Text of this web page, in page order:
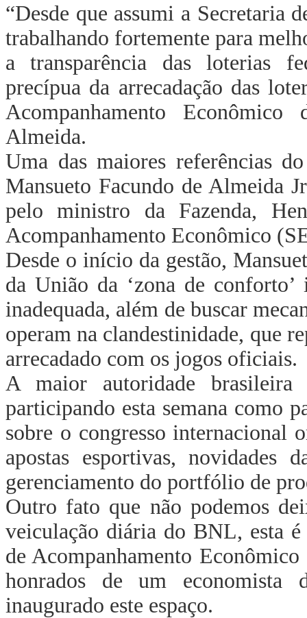
“Desde que assumi a Secretaria
trabalhando fortemente para
a transparência das loterias
precípua da arrecadação das
Acompanhamento
Almeida.
Uma das maiores referências
Mansueto Facundo de Almeida
pelo ministro da Fazenda,
Acompanhamento Econômico
Desde o início da gestão,
da União da ‘zona de
inadequada, além de buscar
operam na clandestinidade, que
arrecadado com os jogos oficiais.
A maior autoridade
participando esta semana como
sobre o congresso internacional
apostas esportivas, novidades
gerenciamento do portfólio de
Outro fato que não podemos
veiculação diária do BNL, esta
de Acompanhamento
honrados de um
inaugurado este espaço.